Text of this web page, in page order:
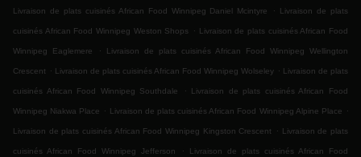
Livraison de plats cuisinés African Food Winnipeg Daniel Mcintyre . Livraison de plats
cuisinés African Food Winnipeg Weston Shops . Livraison de plats cuisinés African Food
Winnipeg Eaglemere . Livraison de plats cuisinés African Food Winnipeg Wellington
Crescent . Livraison de plats cuisinés African Food Winnipeg Wolseley . Livraison de plats
cuisinés African Food Winnipeg Southdale . Livraison de plats cuisinés African Food
Winnipeg Niakwa Place . Livraison de plats cuisinés African Food Winnipeg Alpine Place .
Livraison de plats cuisinés African Food Winnipeg Kingston Crescent . Livraison de plats
cuisinés African Food Winnipeg Jefferson . Livraison de plats cuisinés African Food